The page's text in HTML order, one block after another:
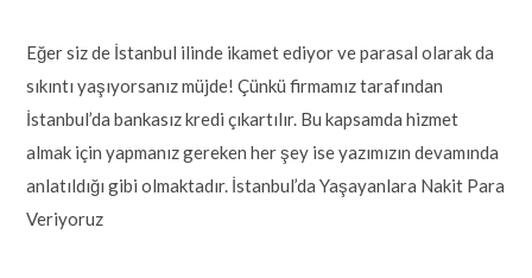
Eğer siz de İstanbul ilinde ikamet ediyor ve parasal olarak da
sıkıntı yaşıyorsanız müjde! Çünkü firmamız tarafından
İstanbul’da bankasız kredi çıkartılır. Bu kapsamda hizmet
almak için yapmanız gereken her şey ise yazımızın devamında
anlatıldığı gibi olmaktadır. İstanbul’da Yaşayanlara Nakit Para
Veriyoruz